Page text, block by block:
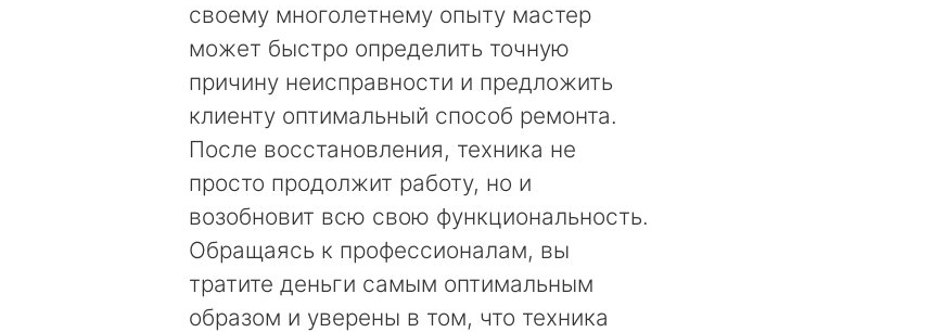
своему многолетнему опыту мастер
может быстро определить точную
причину неисправности и предложить
клиенту оптимальный способ ремонта.
После восстановления, техника не
просто продолжит работу, но и
возобновит всю свою функциональность.
Обращаясь к профессионалам, вы
тратите деньги самым оптимальным
образом и уверены в том, что техника